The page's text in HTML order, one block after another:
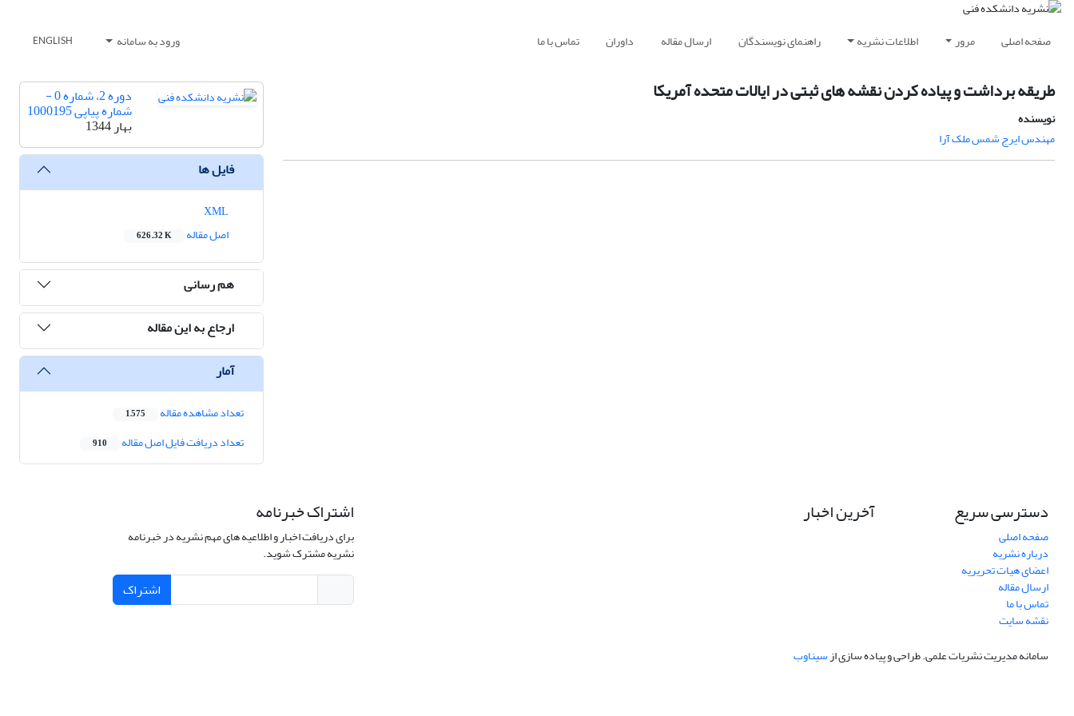
صفحه اصلی مرور اطلاعات نشریه راهنمای نویسندگان ارسال مقاله داوران تماس با ما ورود به سامانه ENGLISH
طریقه برداشت و پیاده کردن نقشه های ثبتی در ایالات متحده آمریکا
نویسنده
مهندس ایرج شمس ملک آرا
دوره 2، شماره 0 -
شماره پیاپی 1000195
بهار 1344
فایل ها
اصل مقاله
626.32 K
هم رسانی
ارجاع به این مقاله
آمار
تعداد مشاهده مقاله 1,575
تعداد دریافت فایل اصل مقاله 910
دسترسی سریع
صفحه اصلی
درباره نشریه
اعضای هیات تحریریه
ارسال مقاله
تماس با ما
نقشه سایت
آخرین اخبار اشتراک خبرنامه
برای دریافت اخبار و اطلاعیه های مهم نشریه در خبرنامه
نشریه مشترک شوید.
اشتراک
سامانه مدیریت نشریات علمی.طراحی و پیاده سازی ازسیناوب